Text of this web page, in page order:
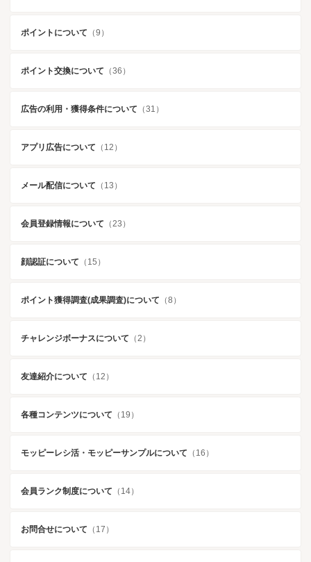
ポイントについて （9）
ポイント交換について （36）
広告の利用・獲得条件について （31）
アプリ広告について （12）
メール配信について （13）
会員登録情報について （23）
顔認証について （15）
ポイント獲得調査(成果調査)について （8）
チャレンジボーナスについて （2）
友達紹介について （12）
各種コンテンツについて （19）
モッピーレシ活・モッピーサンプルについて （16）
会員ランク制度について （14）
お問合せについて （17）